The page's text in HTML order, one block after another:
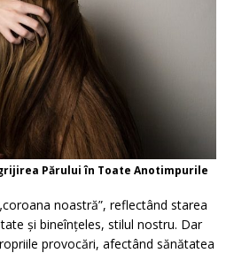
Părului în Toate Anotimpurile
noastră”, reflectând starea
și bineînțeles, stilul nostru. Dar
provocări, afectând sănătatea